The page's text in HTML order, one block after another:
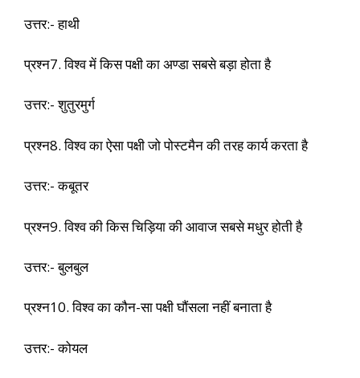
उत्तर:- हाथी
प्रश्न7. विश्व में किस पक्षी का अण्डा सबसे बड़ा होता है
उत्तर:- शुतुरमुर्ग
प्रश्न8. विश्व का ऐसा पक्षी जो पोस्टमैन की तरह कार्य करता है
उत्तर:- कबूतर
प्रश्न9. विश्व की किस चिड़िया की आवाज सबसे मधुर होती है
उत्तर:- बुलबुल
प्रश्न10. विश्व का कौन-सा पक्षी घौंसला नहीं बनाता है
उत्तर:- कोयल